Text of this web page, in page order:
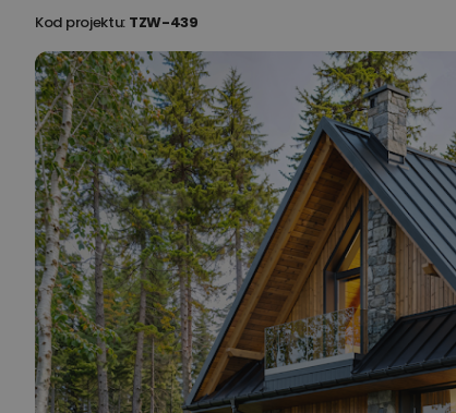
Kod projektu: TZW-439